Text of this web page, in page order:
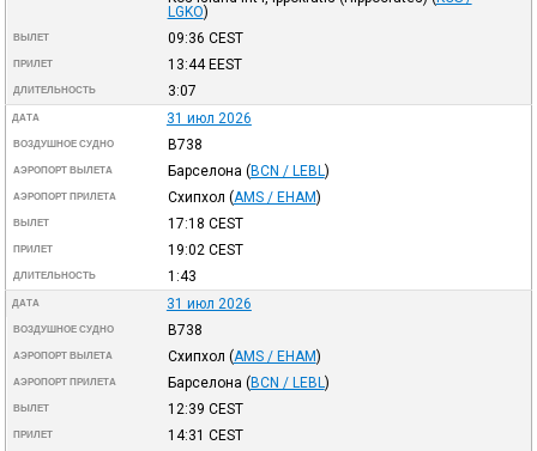
LGKO)
ВЫЛЕТ 09:36 CEST
ПРИЛЕТ 13:44EEST
ДЛИТЕЛЬНОСТЬ 3:07
ДАТА 31 июл 2026
ВОЗДУШНОЕ СУДНО B738
АЭРОПОРТ ВЫЛЕТА Барселона (BCN / LEBL )
АЭРОПОРТ ПРИЛЕТА Схипхол (AMS / EHAM)
ВЫЛЕТ 17:18 CEST
ПРИЛЕТ 19:02 CEST
ДЛИТЕЛЬНОСТЬ 1:43
ДАТА 31 июл 2026
ВОЗДУШНОЕ СУДНО B738
АЭРОПОРТ ВЫЛЕТА Схипхол (AMS / EHAM)
АЭРОПОРТ ПРИЛЕТА Барселона (BCN / LEBL )
ВЫЛЕТ 12:39 CEST
ПРИЛЕТ 14:31 CEST